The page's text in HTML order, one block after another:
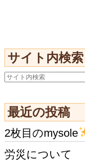
サイト内検索
最近の投稿
2枚目のmysole
労災について